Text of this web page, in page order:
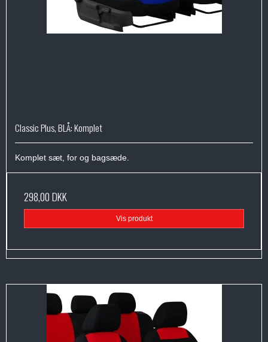
Classic Plus, BLÅ: Komplet
Komplet sæt, for og bagsæde.
298,00 DKK
Vis produkt